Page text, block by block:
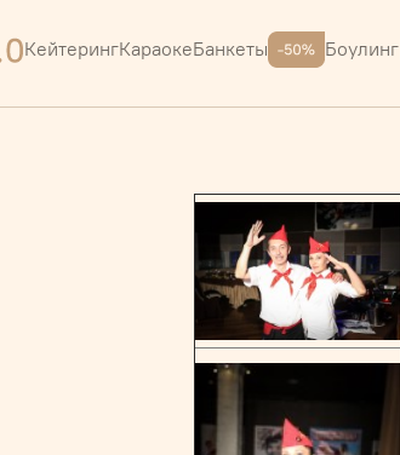
КейтерингКараокеБанкеты Боулинг